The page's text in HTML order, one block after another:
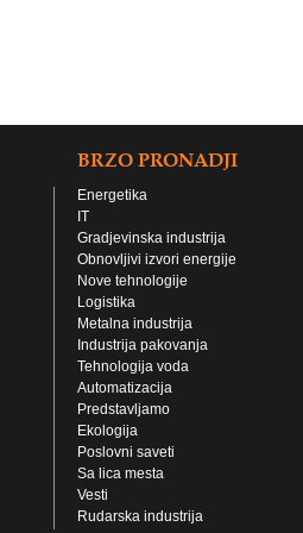
BRZO PRONADJI
Energetika
IT
Gradjevinska industrija
Obnovljivi izvori energije
Nove tehnologije
Logistika
Metalna industrija
Industrija pakovanja
Tehnologija voda
Automatizacija
Predstavljamo
Ekologija
Poslovni saveti
Sa lica mesta
Vesti
Rudarska industrija